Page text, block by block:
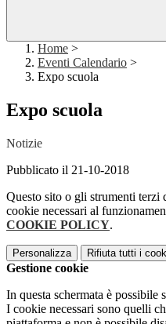
Home >
Eventi Calendario >
Expo scuola
Expo scuola
Notizie
Pubblicato il 21-10-2018
Questo sito o gli strumenti terzi
cookie necessari al
COOKIE POLICY.
Personalizza Rifiuta tutti i
Gestione cookie
In questa schermata è possibile
I cookie necessari sono quelli